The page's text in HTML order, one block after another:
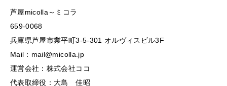
芦屋micolla～ミコラ
659-0068
兵庫県芦屋市業平町3-5-301 オルヴィスビル3F
Mail：mail@micolla.jp
運営会社：株式会社ココ
代表取締役：大島 佳昭